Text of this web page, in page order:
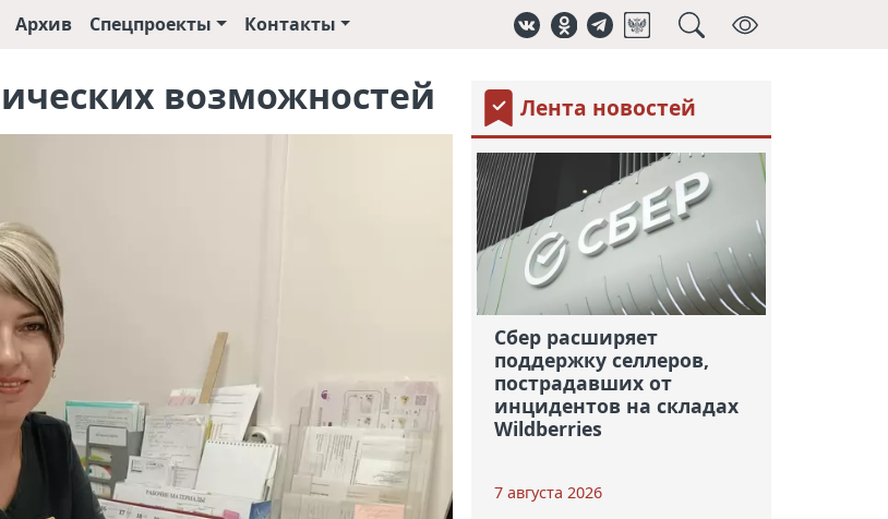
Архив Спецпроекты Контакты
возможностей Лента новостей
Сбер расширяет
поддержку селлеров,
пострадавших от
инцидентов на складах
Wildberries
7 августа 2026